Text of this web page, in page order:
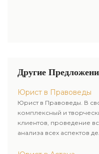
Другие
Юрист в Правоведы
Юрист в Правоведы. В
комплексный и
клиентов, проведение
анализа всех аспектов